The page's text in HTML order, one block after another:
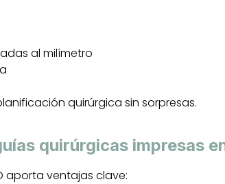
al milímetro
quirúrgica sin sorpresas.
quirúrgicas impresas
aporta ventajas clave: